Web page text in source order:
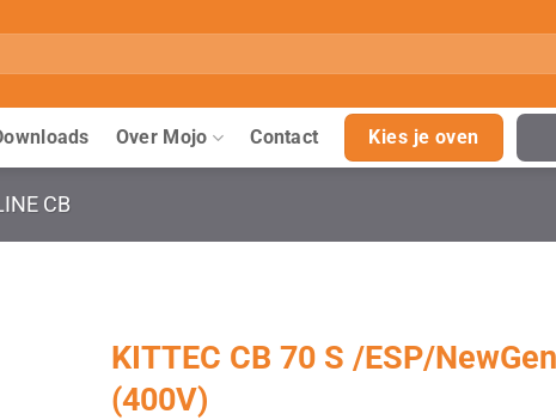
Over Mojo Contact Kies je oven
CB
KITTEC CB 70 S /ESP/
(400V)